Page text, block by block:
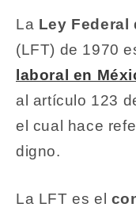
La Ley Federal
(LFT) de 1970
laboral en
al artículo 123
el cual hace
digno.
La LFT es el